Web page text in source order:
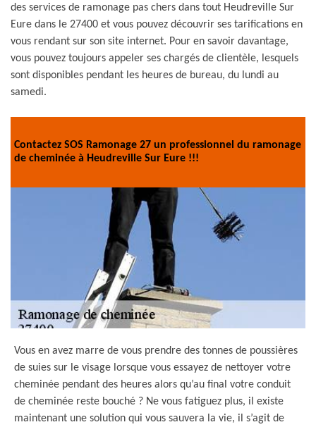
des services de ramonage pas chers dans tout Heudreville Sur
Eure dans le 27400 et vous pouvez découvrir ses tarifications en
vous rendant sur son site internet. Pour en savoir davantage,
vous pouvez toujours appeler ses chargés de clientèle, lesquels
sont disponibles pendant les heures de bureau, du lundi au
samedi.
Contactez SOS Ramonage 27 un professionnel du ramonage
de cheminée à Heudreville Sur Eure !!!
Vous en avez marre de vous prendre des tonnes de poussières
de suies sur le visage lorsque vous essayez de nettoyer votre
cheminée pendant des heures alors qu’au final votre conduit
de cheminée reste bouché ? Ne vous fatiguez plus, il existe
maintenant une solution qui vous sauvera la vie, il s’agit de